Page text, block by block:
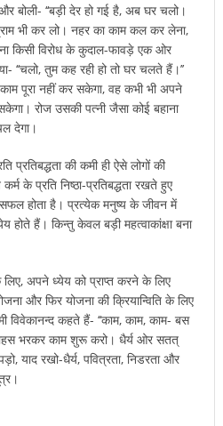
बोली- ‘‘बड़ी देर हो गई है, अब घर चलो।
भी कर लो। नहर का काम कल कर लेना,
किसी विरोध के कुदाल-फावड़े एक ओर
‘‘चलो, तुम कह रही हो तो घर चलते हैं।’’
पूरा नहीं कर सकेगा, वह कभी भी अपने
रोज उसकी पत्नी जैसा कोई बहाना
देगा।
प्रतिबद्धता की कमी ही ऐसे लोगों की
के प्रति निष्ठा-प्रतिबद्धता रखते हुए
सफल होता है। प्रत्येक मनुष्य के जीवन में
होते हैं। किन्तु केवल बड़ी महत्वाकांक्षा बना
लिए, अपने ध्येय को प्राप्त करने के लिए
और फिर योजना की क्रियान्विति के लिए
विवेकानन्द कहते हैं- ‘‘काम, काम, काम- बस
भरकर काम शुरू करो। धैर्य ओर सतत्
याद रखो-धैर्य, पवित्रता, निडरता और